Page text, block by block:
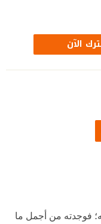
الآن
فوجدته من أجمل ما